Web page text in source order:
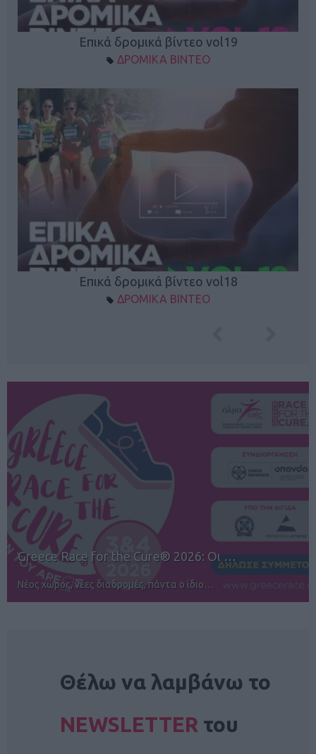
Επικά δρομικά βίντεο vol19
ΔΡΟΜΙΚΑ ΒΙΝΤΕΟ
Επικά δρομικά βίντεο vol18
ΔΡΟΜΙΚΑ ΒΙΝΤΕΟ
12ος TUI Rhodes Marathon: Άνοιγμα ε…
Αγώνες για όλους στην Ρόδο
Θέλω να λαμβάνω το
NEWSLETTER του